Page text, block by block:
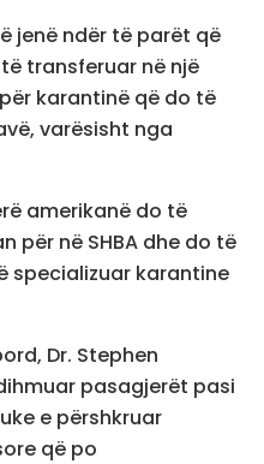
jenë ndër të parët që
transferuar në një
karantinë që do të
varësisht nga
amerikanë do të
për në SHBA dhe do të
specializuar karantine
Dr. Stephen
pasagjerët pasi
e përshkruar
që po